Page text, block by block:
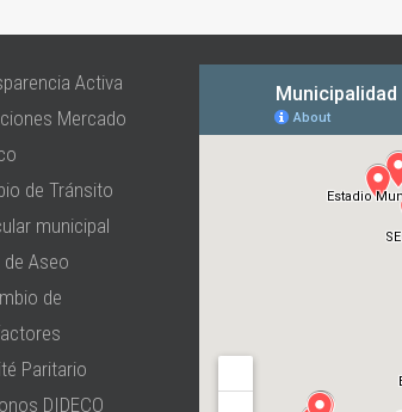
Activa
Mercado
de Tránsito
municipal
de Aseo
de
Paritario
DIDECO